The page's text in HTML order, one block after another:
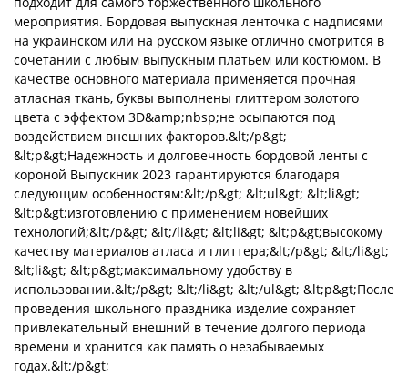
мероприятия. Бордовая выпускная ленточка с надписями
на украинском или на русском языке отлично смотрится в
сочетании с любым выпускным платьем или костюмом. В
качестве основного материала применяется прочная
атласная ткань, буквы выполнены глиттером золотого
цвета с эффектом 3D&amp;nbsp;не осыпаются под
воздействием внешних факторов.&lt;/p&gt;
&lt;p&gt;Надежность и долговечность бордовой ленты с
короной Выпускник 2023 гарантируются благодаря
следующим особенностям:&lt;/p&gt; &lt;ul&gt; &lt;li&gt;
&lt;p&gt;изготовлению с применением новейших
технологий;&lt;/p&gt; &lt;/li&gt; &lt;li&gt; &lt;p&gt;высокому
качеству материалов атласа и глиттера;&lt;/p&gt; &lt;/li&gt;
&lt;li&gt; &lt;p&gt;максимальному удобству в
использовании.&lt;/p&gt; &lt;/li&gt; &lt;/ul&gt; &lt;p&gt;После
проведения школьного праздника изделие сохраняет
привлекательный внешний в течение долгого периода
времени и хранится как память о незабываемых
годах.&lt;/p&gt;